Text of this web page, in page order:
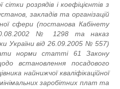
розрядів і коефіцієнтів з
закладів та організацій
сфери (постанова Кабінету
30.08.2002 № 1298 та наказ
України від 26.09.2005 № 557)
норми статті 61 Закону
встановлення посадового
найнижчої кваліфікаційної
заробітних плат та